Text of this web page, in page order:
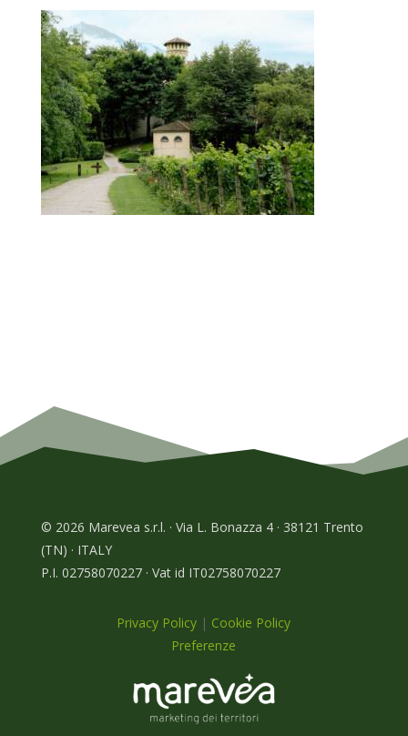
© 2026 Marevea s.r.l. · Via L. Bonazza 4 · 38121 Trento
(TN) · ITALY
P.I. 02758070227 · Vat id IT02758070227
Privacy Policy | Cookie Policy
Preferenze